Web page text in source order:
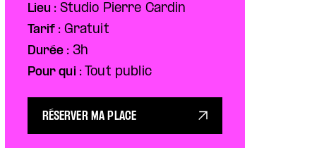
Lieu : Studio Pierre Cardin
Tarif : Gratuit
Durée : 3h
Pour qui : Tout public
RÉSERVER MA PLACE